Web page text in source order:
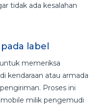
tidak ada kesalahan
label
memeriksa
kendaraan atau armada
Proses ini
mobile milik pengemudi